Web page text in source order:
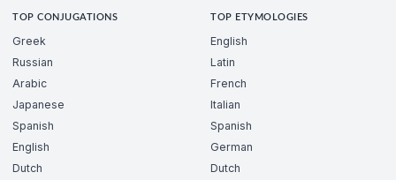
TOP CONJUGATIONS
Greek
Russian
Arabic
Japanese
Spanish
English
Dutch
TOP ETYMOLOGIES
English
Latin
French
Italian
Spanish
German
Dutch